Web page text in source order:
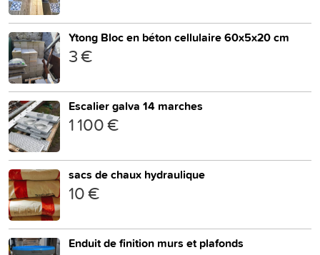
Ytong Bloc en béton cellulaire 60x5x20 cm
3 €
Escalier galva 14 marches
1 100 €
sacs de chaux hydraulique
10 €
Enduit de finition murs et plafonds